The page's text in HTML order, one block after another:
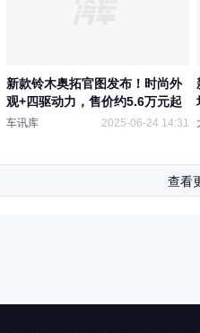
新款铃木奥拓官图发布！时尚外
观+四驱动力，售价约5.6万元起
车讯库 2025-06-24 14:31
查看